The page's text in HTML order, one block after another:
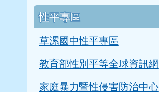
性平專區
草漯國中性平專區
教育部性別平等全球資訊網
家庭暴力暨性侵害防治中心